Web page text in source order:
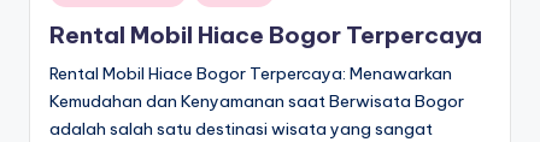
in
Rental Mobil Hiace Bogor Terpercaya
Rental Mobil Hiace Bogor Terpercaya: Menawarkan
Kemudahan dan Kenyamanan saat Berwisata Bogor
adalah salah satu destinasi wisata yang sangat